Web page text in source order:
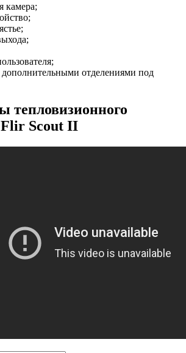
камера;
дополнительными отделениями под
тепловизионного
Scout II